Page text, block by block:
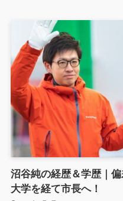
沼谷純の経歴＆学歴｜
大学を経て市長へ！